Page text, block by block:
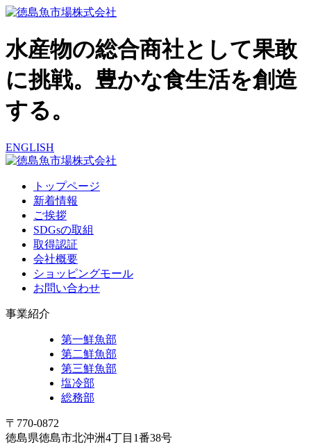
水産物の総合商社として果敢
に挑戦。豊かな食生活を創造
する。
ENGLISH
トップページ
新着情報
ご挨拶
SDGsの取組
取得認証
会社概要
ショッピングモール
お問い合わせ
事業紹介
第一鮮魚部
第二鮮魚部
第三鮮魚部
塩冷部
総務部
〒770-0872
徳島県徳島市北沖洲4丁目1番38号